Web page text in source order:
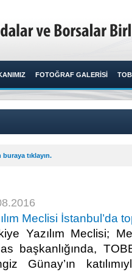
FOTOĞRAF GALERİSİ
tıklayın.
Meclisi İstanbul’da
Yazılım Meclisi;
başkanlığında,
Günay’ın